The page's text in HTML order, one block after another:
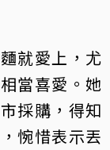
就愛上，尤
當喜愛。她
採購，得知
惋惜表示丟